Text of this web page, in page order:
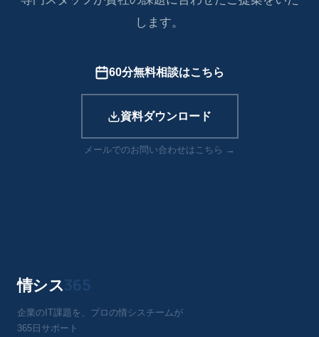
します。
60分無料相談はこちら
資料ダウンロード
メールでのお問い合わせはこちら →
情シス365
企業のIT課題を、プロの情シスチームが
365日サポート